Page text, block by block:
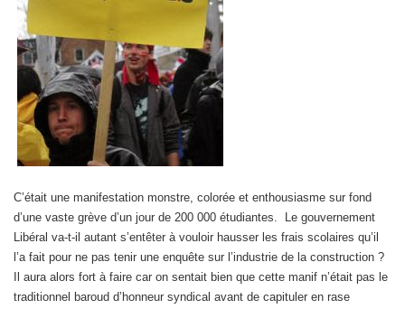
C’était une manifestation monstre, colorée et enthousiasme sur fond
d’une vaste grève d’un jour de 200 000 étudiantes. Le gouvernement
Libéral va-t-il autant s’entêter à vouloir hausser les frais scolaires qu’il
l’a fait pour ne pas tenir une enquête sur l’industrie de la construction ?
Il aura alors fort à faire car on sentait bien que cette manif n’était pas le
traditionnel baroud d’honneur syndical avant de capituler en rase